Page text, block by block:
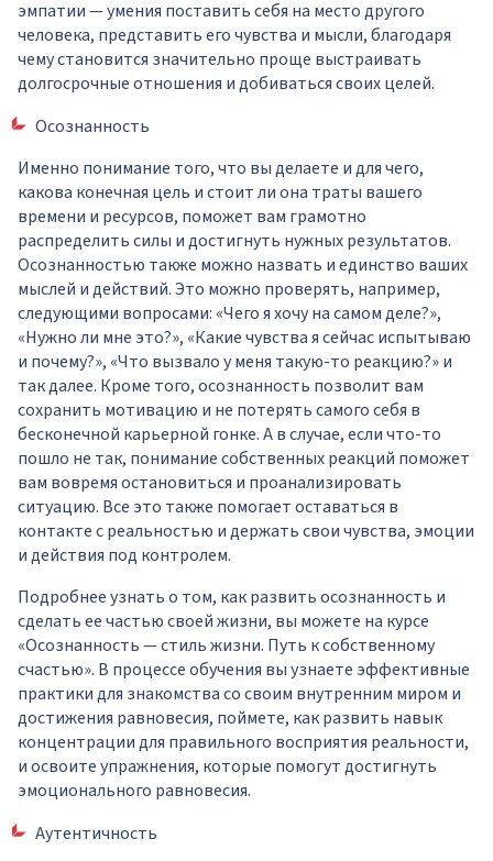
эмпатии — умения поставить себя на место другого
человека, представить его чувства и мысли, благодаря
чему становится значительно проще выстраивать
долгосрочные отношения и добиваться своих целей.
Осознанность
Именно понимание того, что вы делаете и для чего,
какова конечная цель и стоит ли она траты вашего
времени и ресурсов, поможет вам грамотно
распределить силы и достигнуть нужных результатов.
Осознанностью также можно назвать и единство ваших
мыслей и действий. Это можно проверять, например,
следующими вопросами: «Чего я хочу на самом деле?»,
«Нужно ли мне это?», «Какие чувства я сейчас испытываю
и почему?», «Что вызвало у меня такую-то реакцию?» и
так далее. Кроме того, осознанность позволит вам
сохранить мотивацию и не потерять самого себя в
бесконечной карьерной гонке. А в случае, если что-то
пошло не так, понимание собственных реакций поможет
вам вовремя остановиться и проанализировать
ситуацию. Все это также помогает оставаться в
контакте с реальностью и держать свои чувства, эмоции
и действия под контролем.
Подробнее узнать о том, как развить осознанность и
сделать ее частью своей жизни, вы можете на курсе
«Осознанность — стиль жизни. Путь к собственному
счастью». В процессе обучения вы узнаете эффективные
практики для знакомства со своим внутренним миром и
достижения равновесия, поймете, как развить навык
концентрации для правильного восприятия реальности,
и освоите упражнения, которые помогут достигнуть
эмоционального равновесия.
Аутентичность